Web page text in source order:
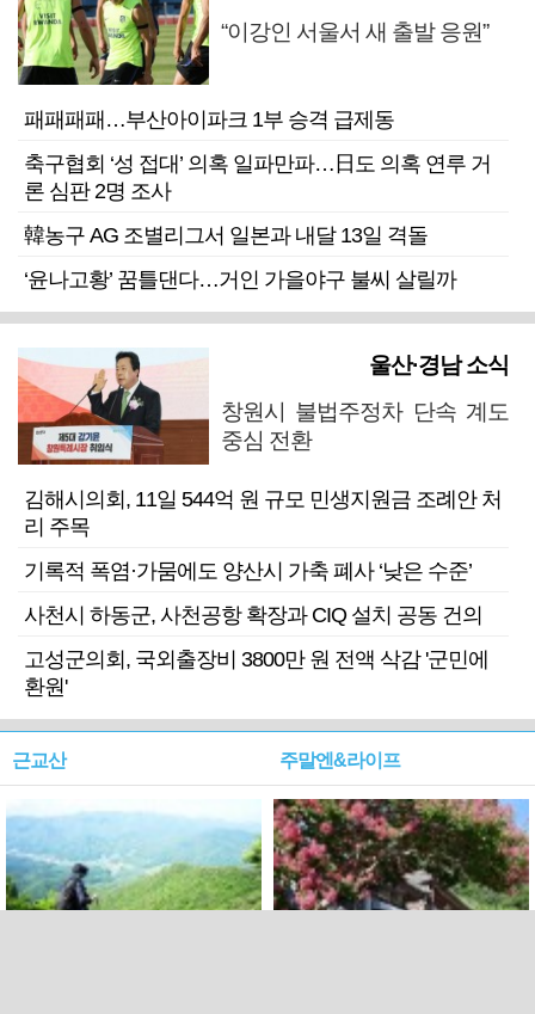
“이강인 서울서 새 출발 응원”
패패패패…부산아이파크 1부 승격 급제동
축구협회 ‘성 접대’ 의혹 일파만파…日도 의혹 연루 거
론 심판 2명 조사
韓농구 AG 조별리그서 일본과 내달 13일 격돌
‘윤나고황’ 꿈틀댄다…거인 가을야구 불씨 살릴까
울산·경남 소식
창원시 불법주정차 단속 계도
중심 전환
김해시의회, 11일 544억 원 규모 민생지원금 조례안 처
리 주목
기록적 폭염·가뭄에도 양산시 가축 폐사 ‘낮은 수준’
사천시 하동군, 사천공항 확장과 CIQ 설치 공동 건의
고성군의회, 국외출장비 3800만 원 전액 삭감 '군민에
환원'
근교산 주말엔&라이프